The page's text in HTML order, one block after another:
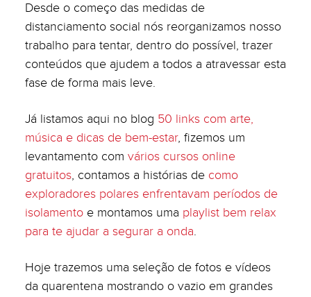
Desde o começo das medidas de
distanciamento social nós reorganizamos nosso
trabalho para tentar, dentro do possível, trazer
conteúdos que ajudem a todos a atravessar esta
fase de forma mais leve.
Já listamos aqui no blog 50 links com arte,
música e dicas de bem-estar, fizemos um
levantamento com vários cursos online
gratuitos, contamos a histórias de como
exploradores polares enfrentavam períodos de
isolamentoe montamos uma playlist bem relax
para te ajudar a segurar a onda.
Hoje trazemos uma seleção de fotos e vídeos
da quarentena mostrando o vazio em grandes